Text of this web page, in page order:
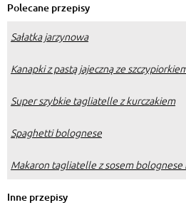
Polecane przepisy
Sałatka jarzynowa
Kanapki z pastą jajeczną ze
Super szybkie tagliatelle z kurczakiem
Spaghetti bolognese
Makaron tagliatelle z sosem bolognese
Inne przepisy